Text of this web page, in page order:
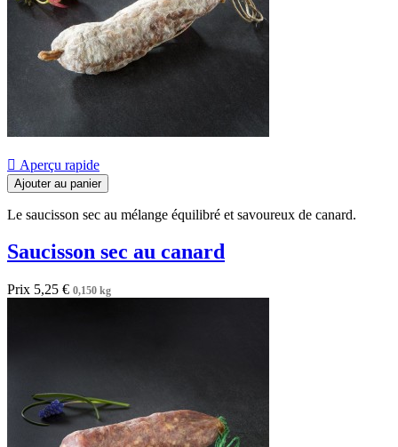
 Aperçu rapide
Ajouter au panier
Le saucisson sec au mélange équilibré et savoureux de canard.
Saucisson sec au canard
Prix 5,25 € 0,150 kg